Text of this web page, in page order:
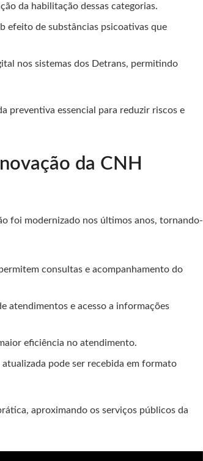
da habilitação dessas categorias.
efeito de substâncias psicoativas que
nos sistemas dos Detrans, permitindo
preventiva essencial para reduzir riscos e
da CNH
foi modernizado nos últimos anos, tornando-
consultas e acompanhamento do
atendimentos e acesso a informações
eficiência no atendimento.
atualizada pode ser recebida em formato
aproximando os serviços públicos da